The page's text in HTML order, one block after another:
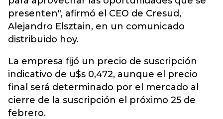
presenten", afirmó el CEO de Cresud,
Alejandro Elsztain, en un comunicado
distribuido hoy.
La empresa fijó un precio de suscripción
indicativo de u$s 0,472, aunque el precio
final será determinado por el mercado al
cierre de la suscripción el próximo 25 de
febrero.